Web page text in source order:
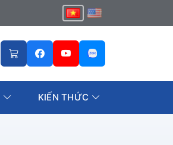
KIẾN THỨC